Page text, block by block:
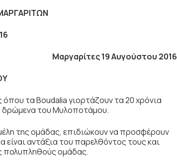
Μαργαρίτες 19 Αυγούστου 2016
όπου τα Boudalia γιορτάζουν τα 20 χρόνια
δρώμενα του Μυλοποτάμου.
της ομάδας, επιδιώκουν να προσφέρουν
αντάξια του παρελθόντος τους και
πολυπληθούς ομάδας.